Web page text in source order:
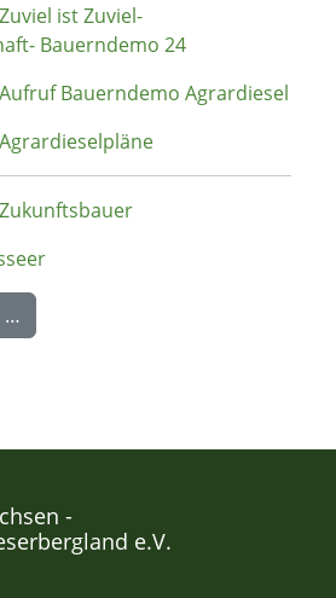
ist Zuviel-
Bauerndemo 24
Bauerndemo Agrardiesel
…
-
e.V.